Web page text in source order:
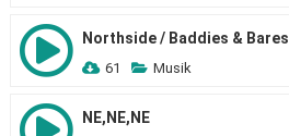
Northside / Baddies & Bares
61 Musik
NE,NE,NE